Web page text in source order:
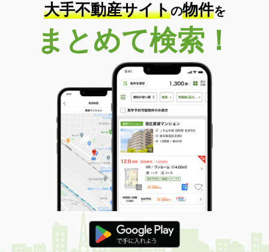
大手不動産サイトの物件を
まとめて検索！